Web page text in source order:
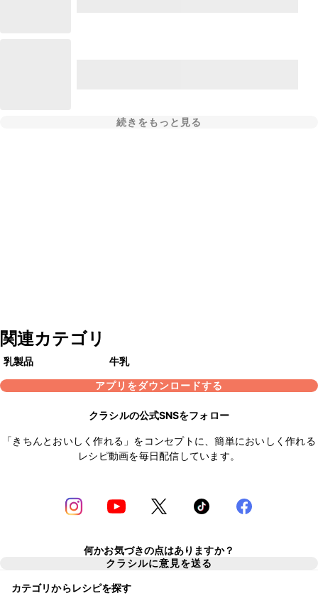
続きをもっと見る
関連カテゴリ
乳製品
牛乳
アプリをダウンロードする
クラシルの公式SNSをフォロー
「きちんとおいしく作れる」をコンセプトに、簡単においしく作れる
レシピ動画を毎日配信しています。
何かお気づきの点はありますか？
クラシルに意見を送る
カテゴリからレシピを探す